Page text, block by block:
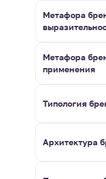
Метафора
Метафора
применения
Типология
Архитектура